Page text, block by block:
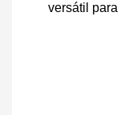
versátil para